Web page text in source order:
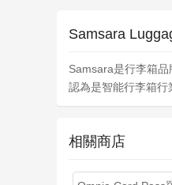
Samsara
Samsara是行李箱
認為是智能行李箱行
相關商店